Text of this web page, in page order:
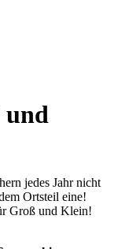
und
jedes Jahr nicht
Ortsteil eine!
Groß und Klein!